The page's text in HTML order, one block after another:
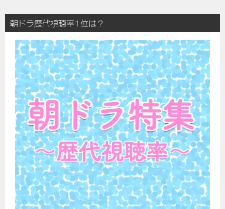
朝ドラ歴代視聴率1位は？